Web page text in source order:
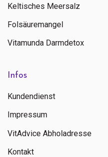
Keltisches Meersalz
Folsäuremangel
Vitamunda Darmdetox
Infos
Kundendienst
Impressum
VitAdvice Abholadresse
Kontakt